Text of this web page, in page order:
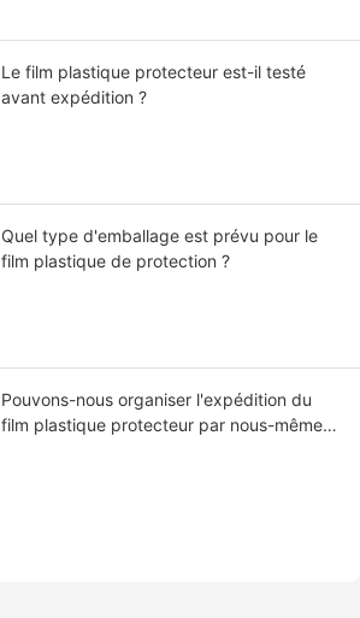
Le film plastique protecteur est-il testé
avant expédition ?
Quel type d'emballage est prévu pour le
film plastique de protection ?
Pouvons-nous organiser l'expédition du
film plastique protecteur par nous-mêmes